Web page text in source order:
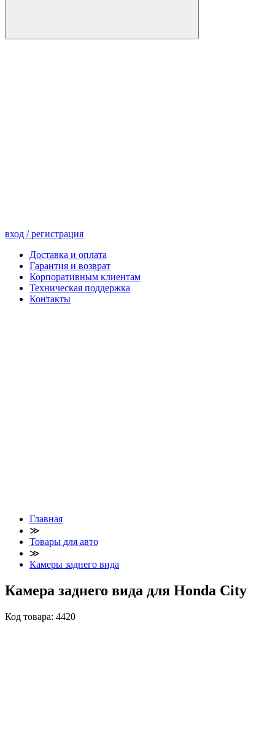
вход / регистрация
Доставка и оплата
Гарантия и возврат
Корпоративным клиентам
Техническая поддержка
Контакты
Главная
≫
Товары для авто
≫
Камеры заднего вида
Камера заднего вида для Honda City
Код товара: 4420